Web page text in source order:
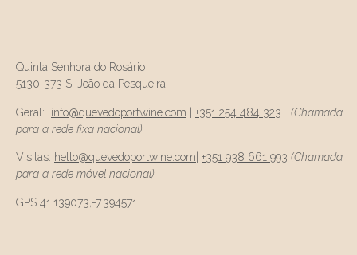
Quinta Senhora do Rosário
5130-373 S. João da Pesqueira
Geral: info@quevedoportwine.com +351 254 484 323
(Chamada
para a rede fixa nacional)
Visitas: hello@quevedoportwine.com +351 938 661 993 (Chamada
para a rede móvel nacional)
GPS 41.139073,-7.394571